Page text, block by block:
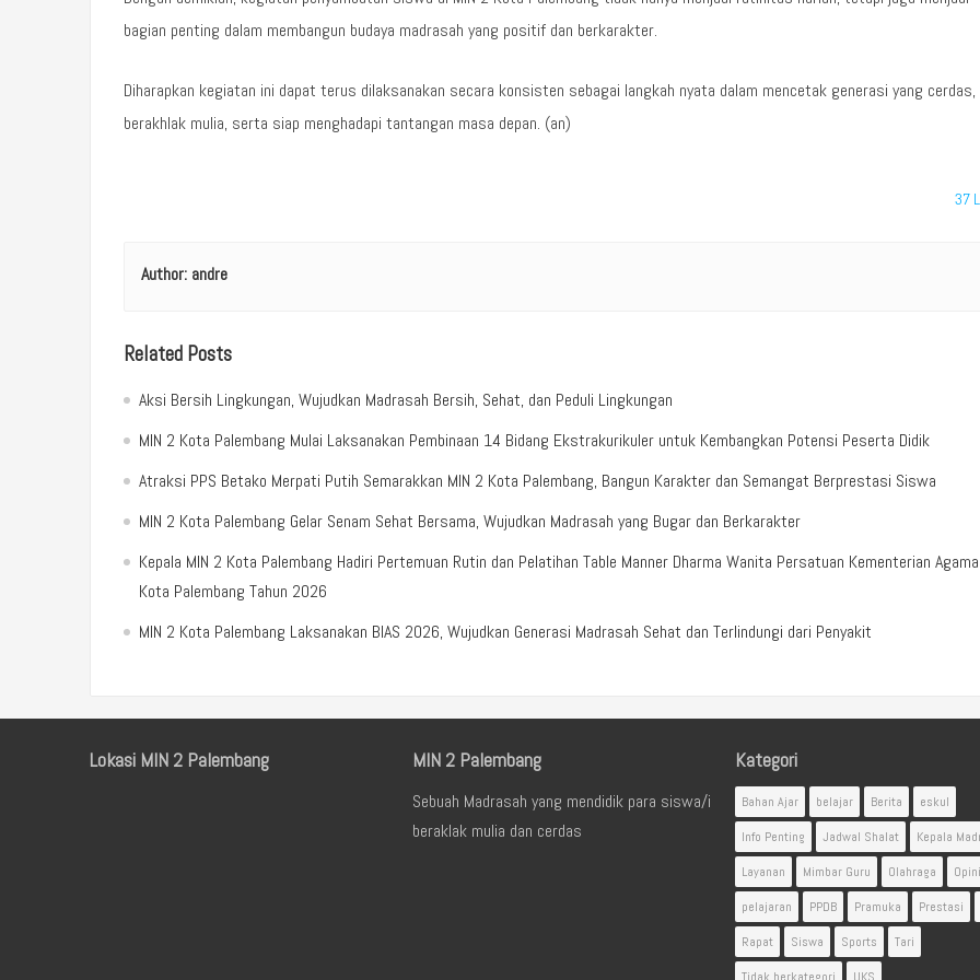
bagian penting dalam membangun budaya madrasah yang positif dan berkarakter.
Diharapkan kegiatan ini dapat terus dilaksanakan secara konsisten sebagai langkah nyata dalam mencetak generasi yang cerdas,
berakhlak mulia, serta siap menghadapi tantangan masa depan. (an)
37
Author: andre
Related Posts
Aksi Bersih Lingkungan, Wujudkan Madrasah Bersih, Sehat, dan Peduli Lingkungan
MIN 2 Kota Palembang Mulai Laksanakan Pembinaan 14 Bidang Ekstrakurikuler untuk Kembangkan Potensi Peserta Didik
Atraksi PPS Betako Merpati Putih Semarakkan MIN 2 Kota Palembang, Bangun Karakter dan Semangat Berprestasi Siswa
MIN 2 Kota Palembang Gelar Senam Sehat Bersama, Wujudkan Madrasah yang Bugar dan Berkarakter
Kepala MIN 2 Kota Palembang Hadiri Pertemuan Rutin dan Pelatihan Table Manner Dharma Wanita Persatuan Kementerian Agama
Kota Palembang Tahun 2026
MIN 2 Kota Palembang Laksanakan BIAS 2026, Wujudkan Generasi Madrasah Sehat dan Terlindungi dari Penyakit
Lokasi MIN 2 Palembang MIN 2 Palembang
Sebuah Madrasah yang mendidik para siswa/i
beraklak mulia dan cerdas
Kategori
Bahan Ajar belajar Berita
eskul
Info Penting
Jadwal Shalat
Kepala
Layanan
Mimbar Guru Olahraga
Opini
pelajaran
PPDB Pramuka
Prestasi
Rapat
Siswa Sports
Tari